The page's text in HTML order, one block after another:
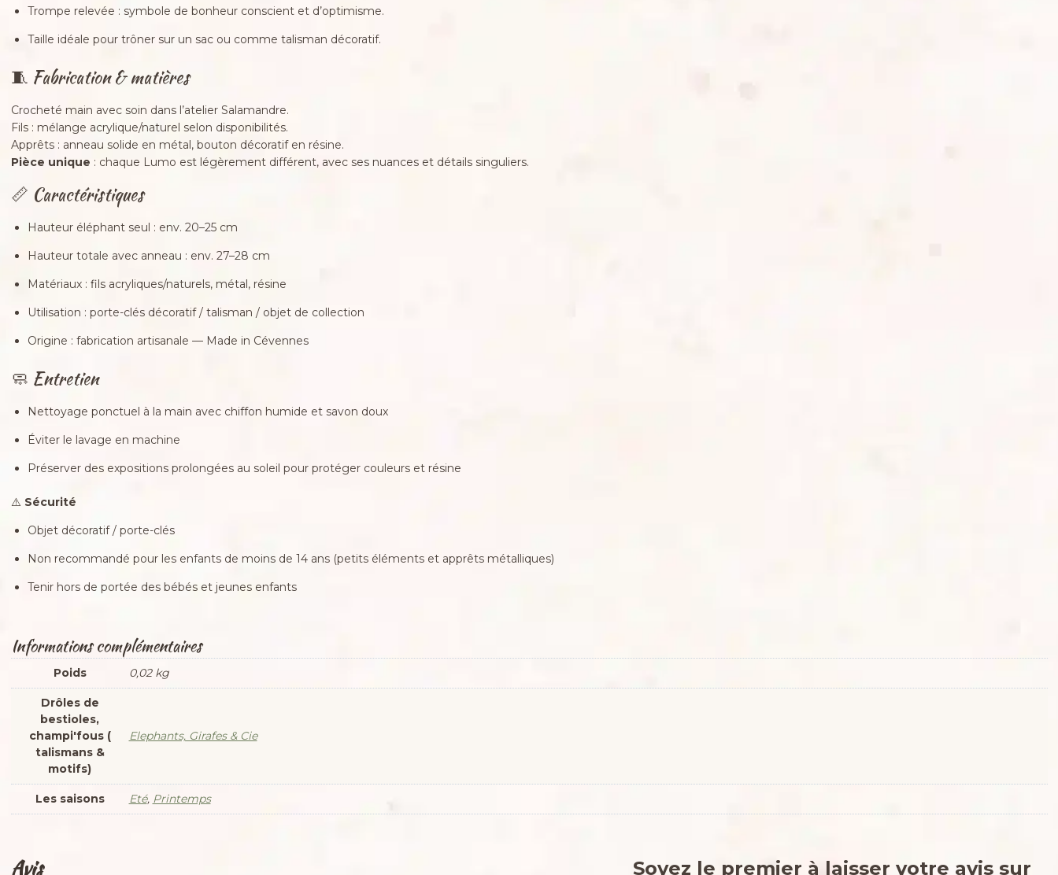
Trompe relevée : symbole de bonheur conscient et d’optimisme.
Taille idéale pour trôner sur un sac ou comme talisman décoratif.
🧵 Fabrication & matières
Crocheté main avec soin dans l’atelier Salamandre.
Fils : mélange acrylique/naturel selon disponibilités.
Apprêts : anneau solide en métal, bouton décoratif en résine.
Pièce unique : chaque Lumo est légèrement différent, avec ses nuances et détails singuliers.
📏 Caractéristiques
Hauteur éléphant seul : env. 20–25 cm
Hauteur totale avec anneau : env. 27–28 cm
Matériaux : fils acryliques/naturels, métal, résine
Utilisation : porte-clés décoratif / talisman / objet de collection
Origine : fabrication artisanale — Made in Cévennes
🧼 Entretien
Nettoyage ponctuel à la main avec chiffon humide et savon doux
Éviter le lavage en machine
Préserver des expositions prolongées au soleil pour protéger couleurs et résine
⚠️ Sécurité
Objet décoratif / porte-clés
Non recommandé pour les enfants de moins de 14 ans (petits éléments et apprêts métalliques)
Tenir hors de portée des bébés et jeunes enfants
Informations complémentaires
Poids 0,02 kg
Drôles de
bestioles,
champi'fous (
talismans &
motifs)
Elephants, Girafes & Cie
Les saisons Eté, Printemps
Avis Soyez le premier à laisser votre avis sur